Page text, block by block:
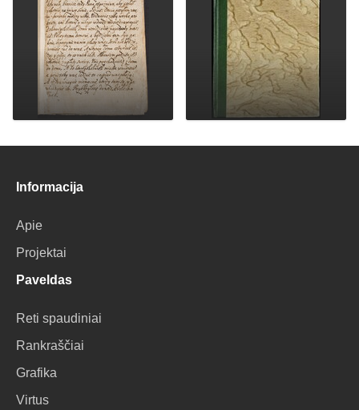
Informacija
Apie
Projektai
Paveldas
Reti spaudiniai
Rankraščiai
Grafika
Virtus